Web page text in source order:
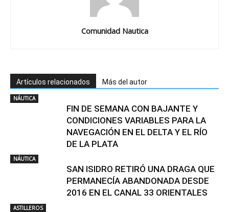
Comunidad Nautica
Artículos relacionados Más del autor
NÁUTICA
FIN DE SEMANA CON BAJANTE Y
CONDICIONES VARIABLES PARA LA
NAVEGACIÓN EN EL DELTA Y EL RÍO
DE LA PLATA
NÁUTICA
SAN ISIDRO RETIRÓ UNA DRAGA QUE
PERMANECÍA ABANDONADA DESDE
2016 EN EL CANAL 33 ORIENTALES
ASTILLEROS